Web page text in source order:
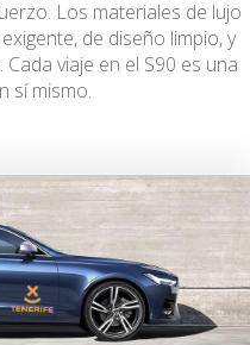
Los materiales de lujo
de diseño limpio, y
viaje en el S90 es una
sí mismo.